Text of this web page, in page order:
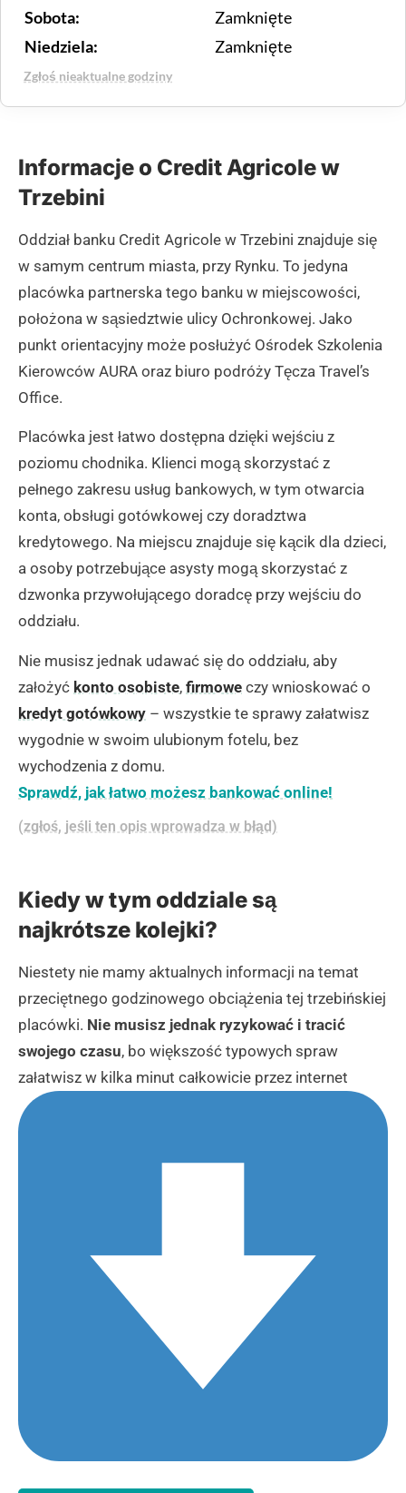
Sobota:
Zamknięte
Niedziela:
Zamknięte
Zgłoś nieaktualne godziny
Informacje o Credit Agricole w
Trzebini
Oddział banku Credit Agricole w Trzebini znajduje się
w samym centrum miasta, przy Rynku. To jedyna
placówka partnerska tego banku w miejscowości,
położona w sąsiedztwie ulicy Ochronkowej. Jako
punkt orientacyjny może posłużyć Ośrodek Szkolenia
Kierowców AURA oraz biuro podróży Tęcza Travel’s
Office.
Placówka jest łatwo dostępna dzięki wejściu z
poziomu chodnika. Klienci mogą skorzystać z
pełnego zakresu usług bankowych, w tym otwarcia
konta, obsługi gotówkowej czy doradztwa
kredytowego. Na miejscu znajduje się kącik dla dzieci,
a osoby potrzebujące asysty mogą skorzystać z
dzwonka przywołującego doradcę przy wejściu do
oddziału.
Nie musisz jednak udawać się do oddziału, aby
założyć konto osobiste, firmowe czy wnioskować o
kredyt gotówkowy – wszystkie te sprawy załatwisz
wygodnie w swoim ulubionym fotelu, bez
wychodzenia z domu.
Sprawdź, jak łatwo możesz bankować online!
(zgłoś, jeśli ten opis wprowadza w błąd)
Kiedy w tym oddziale są
najkrótsze kolejki?
Niestety nie mamy aktualnych informacji na temat
przeciętnego godzinowego obciążenia tej trzebińskiej
placówki. Nie musisz jednak ryzykować i tracić
swojego czasu, bo większość typowych spraw
załatwisz w kilka minut całkowicie przez internet